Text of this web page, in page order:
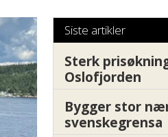
Siste artikler
Sterk
Oslofjorden
Bygger stor
svenskegrensa